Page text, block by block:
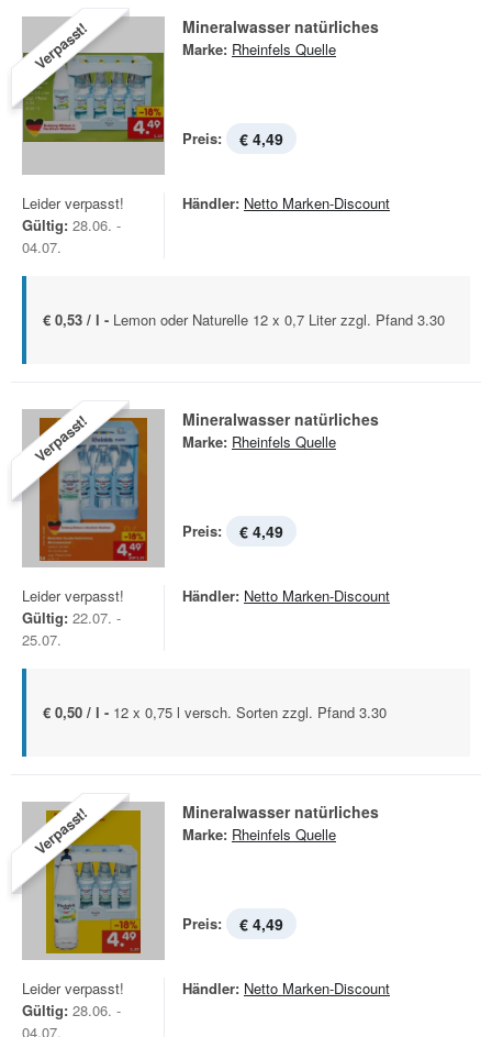
Verpasst! Mineralwasser natürliches
Marke: Rheinfels Quelle
Preis: € 4,49
Leider verpasst!
Gültig: 28.06. -
04.07.
Händler: Netto Marken-Discount
€ 0,53 / l - Lemon oder Naturelle 12 x 0,7 Liter zzgl. Pfand 3.30
Verpasst! Mineralwasser natürliches
Marke: Rheinfels Quelle
Preis: € 4,49
Leider verpasst!
Gültig: 22.07. -
25.07.
Händler: Netto Marken-Discount
€ 0,50 / l - 12 x 0,75 l versch. Sorten zzgl. Pfand 3.30
Verpasst! Mineralwasser natürliches
Marke: Rheinfels Quelle
Preis: € 4,49
Leider verpasst!
Gültig: 28.06. -
04.07.
Händler: Netto Marken-Discount